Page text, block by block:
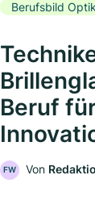
Berufsbild
Beruf
FW Von